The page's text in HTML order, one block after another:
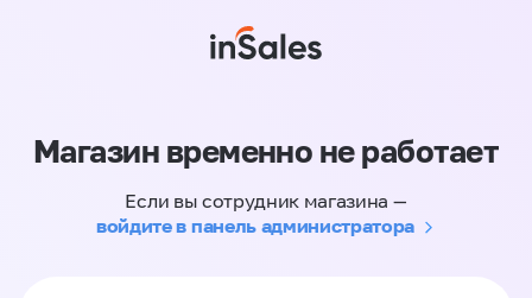
Магазин временно не работает
Если вы сотрудник магазина —
войдите в панель администратора